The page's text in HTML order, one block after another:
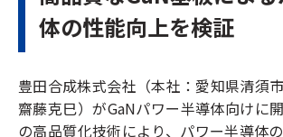
体の性能向上を検証
豊田合成株式会社（本社：愛知県清須
齋藤克巳）がGaNパワー半導体向けに
の高品質化技術により、パワー半導体